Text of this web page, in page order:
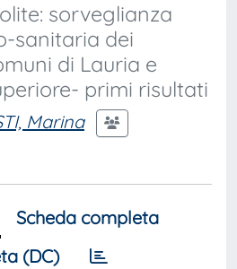
sorveglianza
sanitaria dei
di Lauria e
primi risultati
Marina
Scheda completa
(DC)